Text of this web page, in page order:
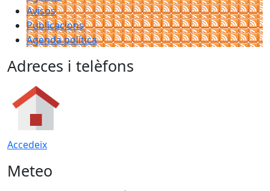
Avisos
Publicacions
Agenda política
Adreces i telèfons
Accedeix
Meteo